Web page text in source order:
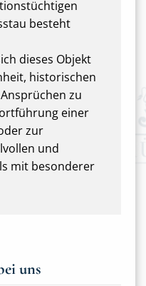
besteht
dieses Objekt
historischen
zu
einer
zur
und
mit besonderer
uns